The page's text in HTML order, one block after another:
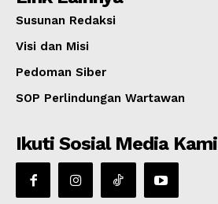
Susunan Redaksi
Visi dan Misi
Pedoman Siber
SOP Perlindungan Wartawan
Ikuti Sosial Media Kami